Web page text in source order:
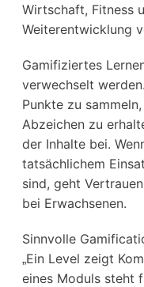
Wirtschaft, Fitness
Weiterentwicklung
Gamifiziertes
verwechselt
Punkte zu
Abzeichen zu
der Inhalte bei.
tatsächlichem
sind, geht
bei Erwachsenen.
Sinnvolle
„Ein Level zeigt
eines Moduls steht